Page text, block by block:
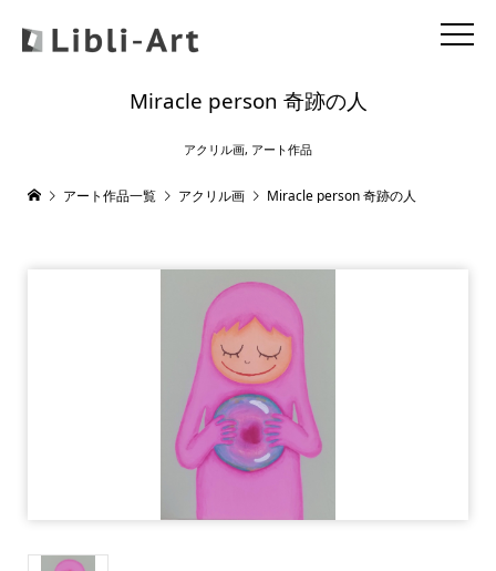
Miracle person 奇跡の人
アクリル画, アート作品
アート作品一覧 アクリル画 Miracle person 奇跡の人